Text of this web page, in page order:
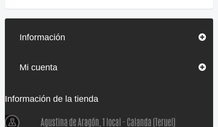
Información
Mi cuenta
Información de la tienda